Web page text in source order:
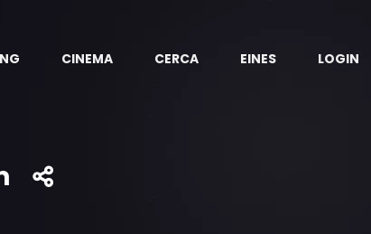
CINEMA CERCA EINES LOGIN